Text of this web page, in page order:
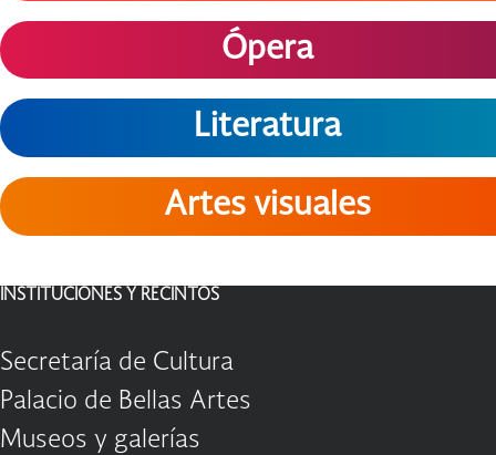
Ópera
Literatura
Artes visuales
INSTITUCIONES Y RECINTOS
Secretaría de Cultura
Palacio de Bellas Artes
Museos y galerías